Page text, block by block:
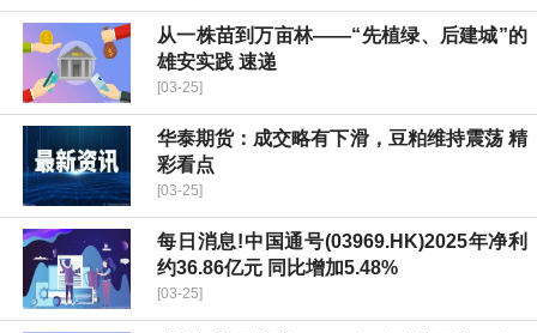
从一株苗到万亩林——“先植绿、后建城”的
雄安实践 速递
[03-25]
华泰期货：成交略有下滑，豆粕维持震荡 精
彩看点
[03-25]
每日消息!中国通号(03969.HK)2025年净利
约36.86亿元 同比增加5.48%
[03-25]